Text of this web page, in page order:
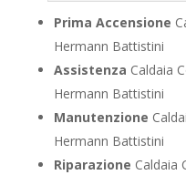
Prima Accensione
Hermann Battistini
Assistenza Caldaia
Hermann Battistini
Manutenzione
Hermann Battistini
Riparazione Caldaia